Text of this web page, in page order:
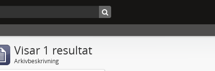
Visar 1 resultat
Arkivbeskrivning